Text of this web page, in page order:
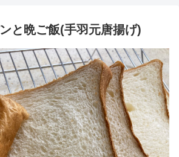
と晩ご飯(手羽元唐揚げ)